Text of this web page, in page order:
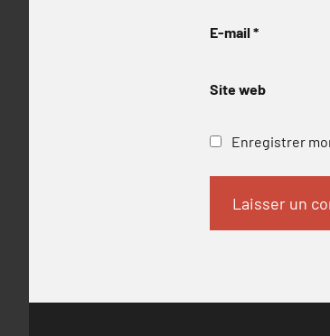
E-mail *
Site web
Enregistrer